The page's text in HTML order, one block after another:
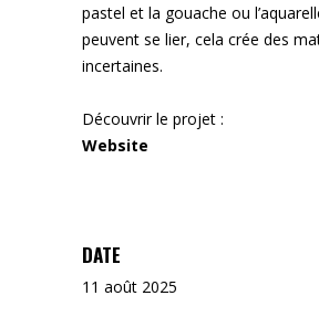
pastel et la gouache ou
peuvent se lier, cela crée des
incertaines.
Découvrir le projet :
Website
DATE
11 août 2025